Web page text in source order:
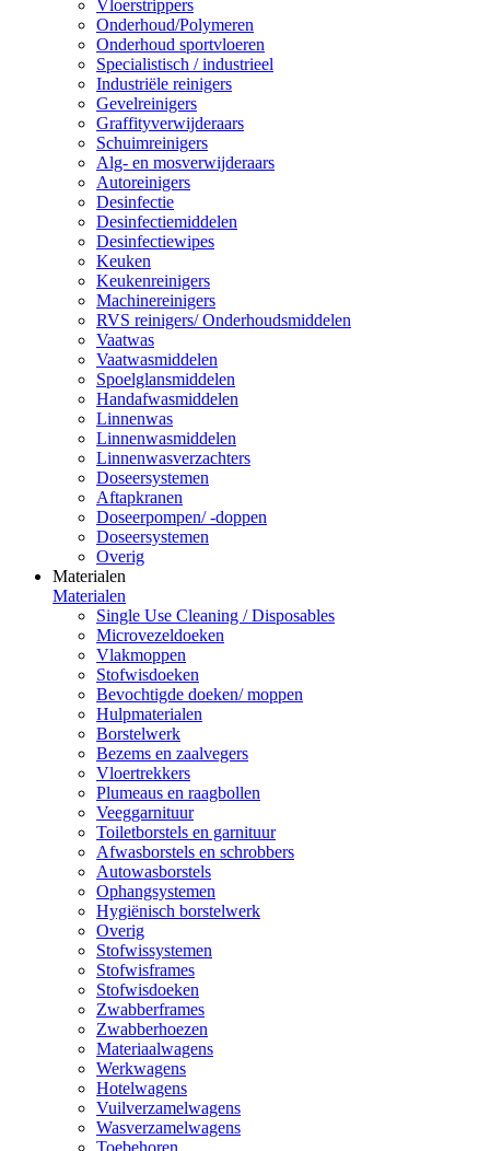
Vloerstrippers
Onderhoud/Polymeren
Onderhoud sportvloeren
Specialistisch / industrieel
Industriële reinigers
Gevelreinigers
Graffityverwijderaars
Schuimreinigers
Alg- en mosverwijderaars
Autoreinigers
Desinfectie
Desinfectiemiddelen
Desinfectiewipes
Keuken
Keukenreinigers
Machinereinigers
RVS reinigers/ Onderhoudsmiddelen
Vaatwas
Vaatwasmiddelen
Spoelglansmiddelen
Handafwasmiddelen
Linnenwas
Linnenwasmiddelen
Linnenwasverzachters
Doseersystemen
Aftapkranen
Doseerpompen/ -doppen
Doseersystemen
Overig
Materialen
Materialen
Single Use Cleaning / Disposables
Microvezeldoeken
Vlakmoppen
Stofwisdoeken
Bevochtigde doeken/ moppen
Hulpmaterialen
Borstelwerk
Bezems en zaalvegers
Vloertrekkers
Plumeaus en raagbollen
Veeggarnituur
Toiletborstels en garnituur
Afwasborstels en schrobbers
Autowasborstels
Ophangsystemen
Hygiënisch borstelwerk
Overig
Stofwissystemen
Stofwisframes
Stofwisdoeken
Zwabberframes
Zwabberhoezen
Materiaalwagens
Werkwagens
Hotelwagens
Vuilverzamelwagens
Wasverzamelwagens
Toebehoren